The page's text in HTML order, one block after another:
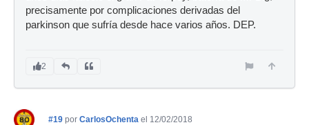
precisamente por complicaciones derivadas del
parkinson que sufría desde hace varios años. DEP.
2
#19 por CarlosOchenta el 12/02/2018